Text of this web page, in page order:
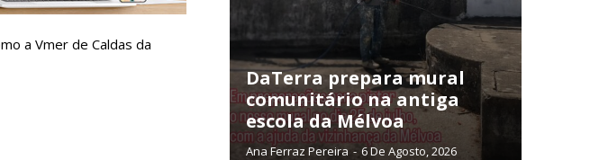
exclusivos e versões digitais.
ASSINATURA
DIGITAL ANUAL
a Vmer de Caldas da
DaTerra prepara mural
comunitário na antiga
escola da Mélvoa
Ana Ferraz Pereira - 6 De Agosto, 2026